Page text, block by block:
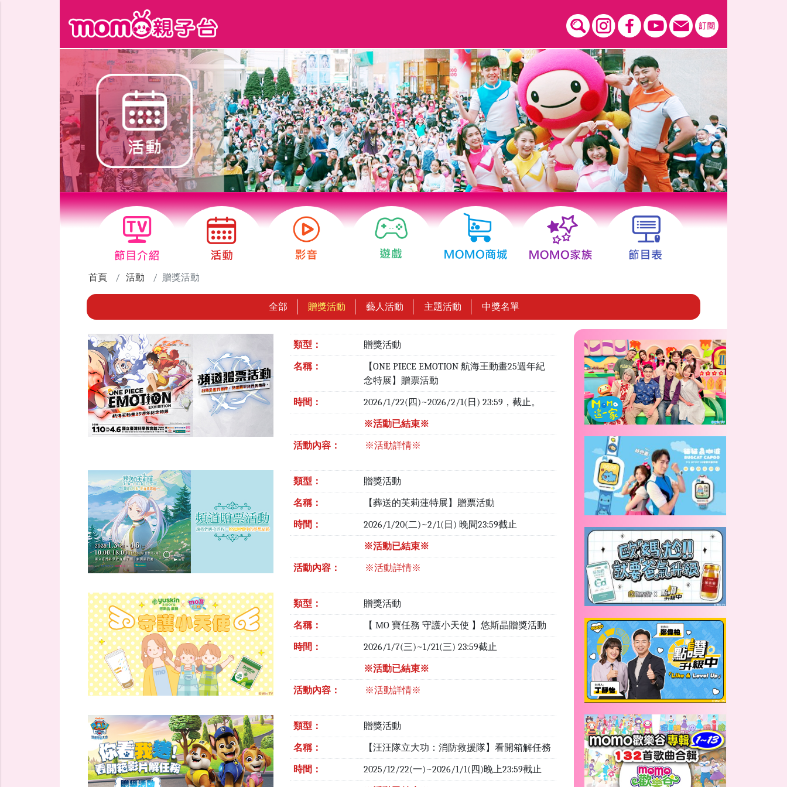
首頁 活動 贈獎活動
全部 贈獎活動 藝人活動 主題活動 中獎名單
類型： 贈獎活動
名稱：
【ONE PIECE EMOTION 航海王動畫25週年紀
念特展】贈票活動
時間： 2026/1/22(四)~2026/2/1(日) 23:59，截止。
※活動已結束※
活動內容： ※活動詳情※
類型： 贈獎活動
名稱： 【葬送的芙莉蓮特展】贈票活動
時間： 2026/1/20(二)~2/1(日) 晚間23:59截止
※活動已結束※
活動內容： ※活動詳情※
類型： 贈獎活動
名稱： 【 MO 寶任務 守護小天使 】悠斯晶贈獎活動
時間： 2026/1/7(三)~1/21(三) 23:59截止
※活動已結束※
活動內容： ※活動詳情※
類型： 贈獎活動
名稱： 【汪汪隊立大功：消防救援隊】看開箱解任務
時間： 2025/12/22(一)~2026/1/1(四)晚上23:59截止